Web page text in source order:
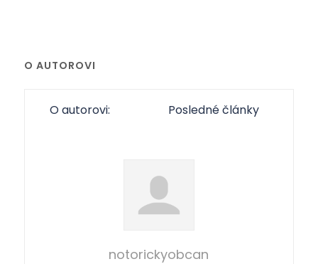
O AUTOROVI
O autorovi: Posledné články
notorickyobcan